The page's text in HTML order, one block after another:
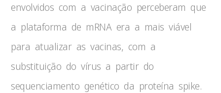
envolvidos com a vacinação perceberam que
a plataforma de mRNA era a mais viável
para atualizar as vacinas, com a
substituição do vírus a partir do
sequenciamento genético da proteína spike.